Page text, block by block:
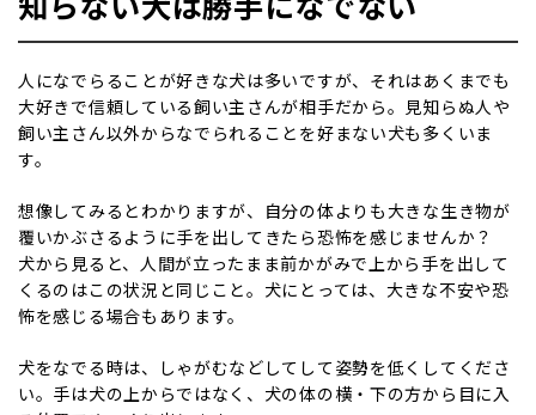
人になでらることが好きな犬は多いですが、それはあくまでも
大好きで信頼している飼い主さんが相手だから。見知らぬ人や
飼い主さん以外からなでられることを好まない犬も多くいま
す。
想像してみるとわかりますが、自分の体よりも大きな生き物が
覆いかぶさるように手を出してきたら恐怖を感じませんか？
犬から見ると、人間が立ったまま前かがみで上から手を出して
くるのはこの状況と同じこと。犬にとっては、大きな不安や恐
怖を感じる場合もあります。
犬をなでる時は、しゃがむなどしてして姿勢を低くしてくださ
い。手は犬の上からではなく、犬の体の横・下の方から目に入